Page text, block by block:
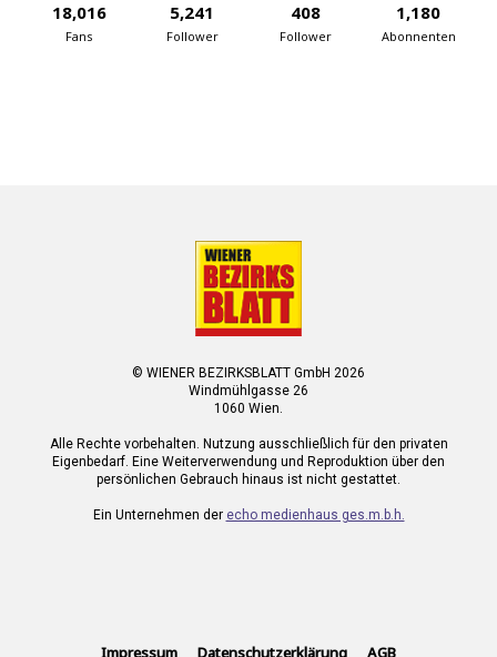
18,016
Fans
5,241
Follower
408
Follower
1,180
Abonnenten
© WIENER BEZIRKSBLATT GmbH 2026
Windmühlgasse 26
1060 Wien.
Alle Rechte vorbehalten. Nutzung ausschließlich für den privaten
Eigenbedarf. Eine Weiterverwendung und Reproduktion über den
persönlichen Gebrauch hinaus ist nicht gestattet.
Ein Unternehmen der echo medienhaus ges.m.b.h.
Impressum Datenschutzerklärung AGB